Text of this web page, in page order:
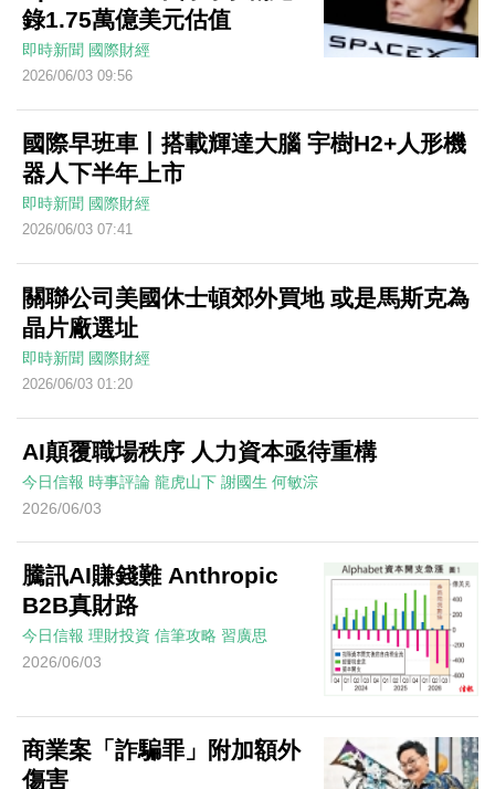
錄1.75萬億美元估值
即時新聞 國際財經
2026/06/03 09:56
國際早班車丨搭載輝達大腦 宇樹H2+人形機
器人下半年上市
即時新聞 國際財經
2026/06/03 07:41
關聯公司美國休士頓郊外買地 或是馬斯克為
晶片廠選址
即時新聞 國際財經
2026/06/03 01:20
AI顛覆職場秩序 人力資本亟待重構
今日信報 時事評論 龍虎山下 謝國生 何敏淙
2026/06/03
騰訊AI賺錢難 Anthropic
B2B真財路
今日信報 理財投資 信筆攻略 習廣思
2026/06/03
商業案「詐騙罪」附加額外
傷害